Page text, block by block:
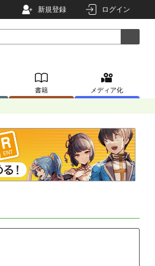
新規登録 ログイン
書籍 メディア化